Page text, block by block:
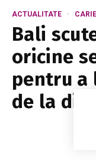
ACTUALITATE
Bali
oricine
pentru a
de la